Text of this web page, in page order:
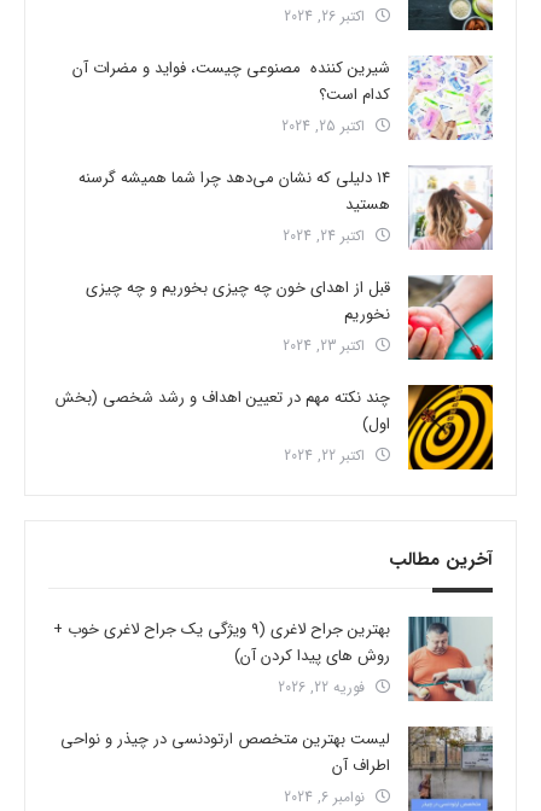
اکتبر 26, 2024
شیرین کننده مصنوعی چیست، فواید و مضرات آن
کدام است؟
اکتبر 25, 2024
14 دلیلی که نشان می‌دهد چرا شما همیشه گرسنه
هستید
اکتبر 24, 2024
قبل از اهدای خون چه چیزی بخوریم و چه چیزی
نخوریم
اکتبر 23, 2024
چند نکته مهم در تعیین اهداف و رشد شخصی (بخش
اول)
اکتبر 22, 2024
آخرین مطالب
بهترین جراح لاغری (9 ویژگی یک جراح لاغری خوب +
روش های پیدا کردن آن)
فوریه 22, 2026
لیست بهترین متخصص ارتودنسی در چیذر و نواحی
اطراف آن
نوامبر 6, 2024